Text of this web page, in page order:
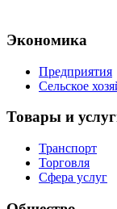
Экономика
Предприятия
Сельское
Товары и
Транспорт
Торговля
Сфера услуг